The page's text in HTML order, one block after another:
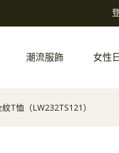
潮流服飾 女性
T恤（LW232TS121）